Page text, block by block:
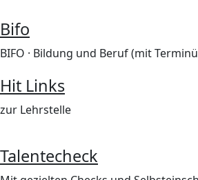
Bifo
BIFO · Bildung und Beruf (mit
Hit Links
zur Lehrstelle
Talentecheck